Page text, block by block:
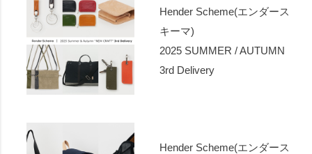
Hender Scheme(エンダース
キーマ)
2025 SUMMER / AUTUMN
3rd Delivery
Hender Scheme(エンダース